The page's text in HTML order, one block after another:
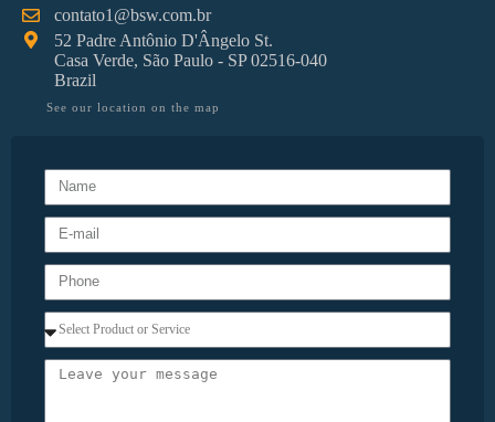
contato1@bsw.com.br
52 Padre Antônio D'Ângelo St.
Casa Verde, São Paulo - SP 02516-040
Brazil
See our location on the map